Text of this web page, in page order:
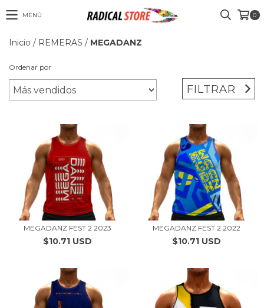
MENÚ 0
Inicio / REMERAS / MEGADANZ
Ordenar por
FILTRAR
MEGADANZ FEST 2 2023
$10.71 USD
MEGADANZ FEST 2 2022
$10.71 USD